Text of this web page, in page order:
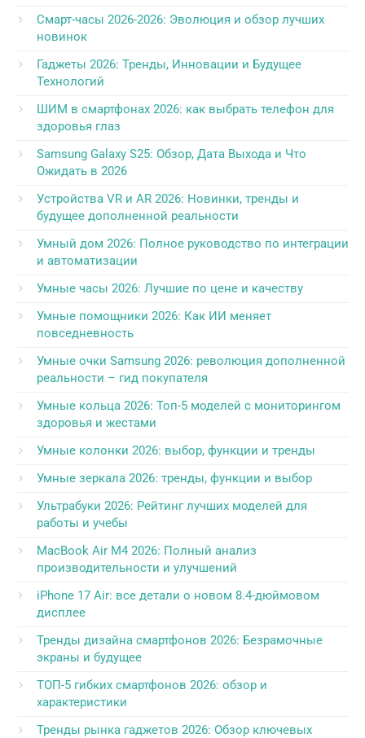
Смарт-часы 2026-2026: Эволюция и обзор лучших
новинок
Гаджеты 2026: Тренды, Инновации и Будущее
Технологий
ШИМ в смартфонах 2026: как выбрать телефон для
здоровья глаз
Samsung Galaxy S25: Обзор, Дата Выхода и Что
Ожидать в 2026
Устройства VR и AR 2026: Новинки, тренды и
будущее дополненной реальности
Умный дом 2026: Полное руководство по интеграции
и автоматизации
Умные часы 2026: Лучшие по цене и качеству
Умные помощники 2026: Как ИИ меняет
повседневность
Умные очки Samsung 2026: революция дополненной
реальности – гид покупателя
Умные кольца 2026: Топ-5 моделей с мониторингом
здоровья и жестами
Умные колонки 2026: выбор, функции и тренды
Умные зеркала 2026: тренды, функции и выбор
Ультрабуки 2026: Рейтинг лучших моделей для
работы и учебы
MacBook Air M4 2026: Полный анализ
производительности и улучшений
iPhone 17 Air: все детали о новом 8.4-дюймовом
дисплее
Тренды дизайна смартфонов 2026: Безрамочные
экраны и будущее
ТОП-5 гибких смартфонов 2026: обзор и
характеристики
Тренды рынка гаджетов 2026: Обзор ключевых